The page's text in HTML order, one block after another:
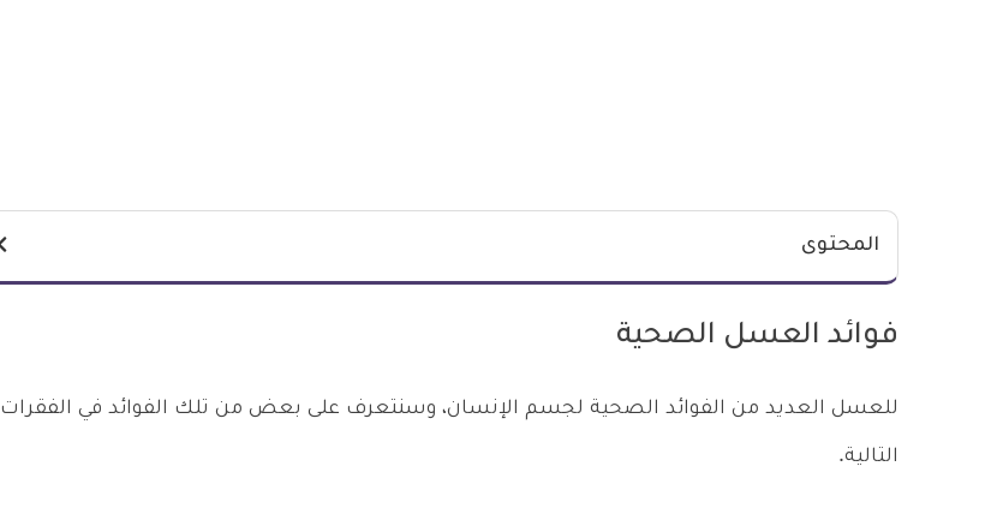
المحتوى
فوائد العسل الصحية
للعسل العديد من الفوائد الصحية لجسم الإنسان، وسنتعرف على بعض من تلك الفوائد في الفقرات
التالية.